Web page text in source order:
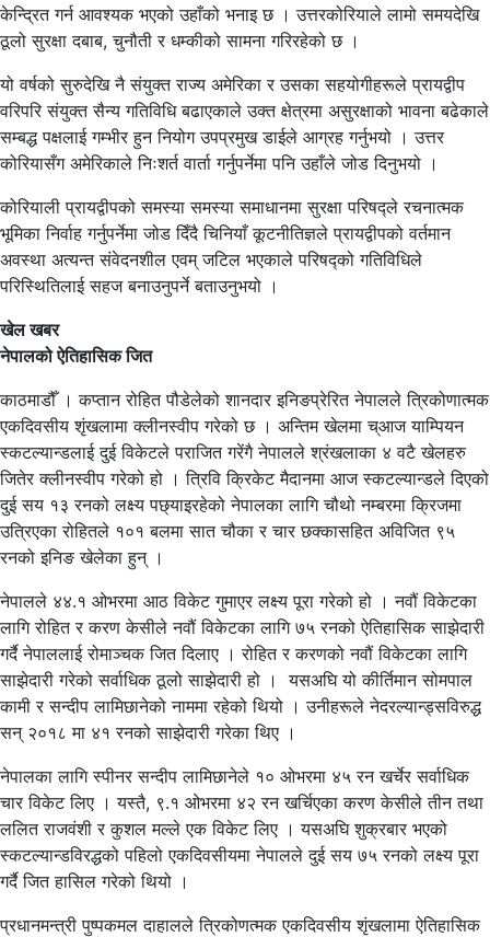
केन्द्रित गर्न आवश्यक भएको उहाँको भनाइ छ । उत्तरकोरियाले लामो समयदेखि
ठूलो सुरक्षा दबाब, चुनौती र धम्कीको सामना गरिरहेको छ ।
यो वर्षको सुरुदेखि नै संयुक्त राज्य अमेरिका र उसका सहयोगीहरूले प्रायद्वीप
वरिपरि संयुक्त सैन्य गतिविधि बढाएकाले उक्त क्षेत्रमा असुरक्षाको भावना बढेकाले
सम्बद्ध पक्षलाई गम्भीर हुन नियोग उपप्रमुख डाईले आग्रह गर्नुभयो । उत्तर
कोरियासँग अमेरिकाले निःशर्त वार्ता गर्नुपर्नेमा पनि उहाँले जोड दिनुभयो ।
कोरियाली प्रायद्वीपको समस्या समस्या समाधानमा सुरक्षा परिषद्ले रचनात्मक
भूमिका निर्वाह गर्नुपर्नेमा जोड दिँदै चिनियाँ कूटनीतिज्ञले प्रायद्वीपको वर्तमान
अवस्था अत्यन्त संवेदनशील एवम् जटिल भएकाले परिषद्को गतिविधिले
परिस्थितिलाई सहज बनाउनुपर्ने बताउनुभयो ।
खेल खबर
नेपालको ऐतिहासिक जित
काठमाडौँ । कप्तान रोहित पौडेलेको शानदार इनिङप्रेरित नेपालले त्रिकोणात्मक
एकदिवसीय शृंखलामा क्लीनस्वीप गरेको छ । अन्तिम खेलमा च्आज याम्पियन
स्कटल्यान्डलाई दुई विकेटले पराजित गरेंगै नेपालले श्रंखलाका ४ वटै खेलहरु
जितेर क्लीनस्वीप गरेको हो । त्रिवि क्रिकेट मैदानमा आज स्कटल्यान्डले दिएको
दुई सय १३ रनको लक्ष्य पछ्याइरहेको नेपालका लागि चौथो नम्बरमा क्रिजमा
उत्रिएका रोहितले १०१ बलमा सात चौका र चार छक्कासहित अविजित ९५
रनको इनिङ खेलेका हुन् ।
नेपालले ४४.१ ओभरमा आठ विकेट गुमाएर लक्ष्य पूरा गरेको हो । नवौं विकेटका
लागि रोहित र करण केसीले नवौं विकेटका लागि ७५ रनको ऐतिहासिक साझेदारी
गर्दै नेपाललाई रोमाञ्चक जित दिलाए । रोहित र करणको नवौं विकेटका लागि
साझेदारी गरेको सर्वाधिक ठूलो साझेदारी हो । यसअघि यो कीर्तिमान सोमपाल
कामी र सन्दीप लामिछानेको नाममा रहेको थियो । उनीहरूले नेदरल्यान्ड्सविरुद्ध
सन् २०१८ मा ४१ रनको साझेदारी गरेका थिए ।
नेपालका लागि स्पीनर सन्दीप लामिछानेले १० ओभरमा ४५ रन खर्चेर सर्वाधिक
चार विकेट लिए । यस्तै, ९.१ ओभरमा ४२ रन खर्चिएका करण केसीले तीन तथा
ललित राजवंशी र कुशल मल्ले एक विकेट लिए । यसअघि शुक्रबार भएको
स्कटल्यान्डविरद्धको पहिलो एकदिवसीयमा नेपालले दुई सय ७५ रनको लक्ष्य पूरा
गर्दै जित हासिल गरेको थियो ।
प्रधानमन्त्री पुष्पकमल दाहालले त्रिकोणत्मक एकदिवसीय शृंखलामा ऐतिहासिक